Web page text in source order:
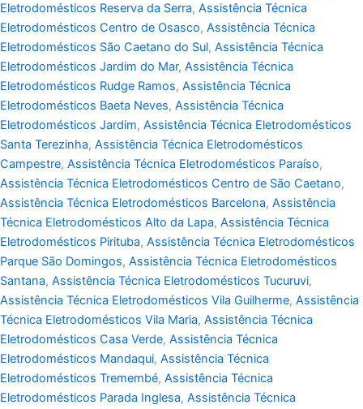
Eletrodomésticos Reserva da Serra, Assistência Técnica
Eletrodomésticos Centro de Osasco, Assistência Técnica
Eletrodomésticos São Caetano do Sul, Assistência Técnica
Eletrodomésticos Jardim do Mar, Assistência Técnica
Eletrodomésticos Rudge Ramos, Assistência Técnica
Eletrodomésticos Baeta Neves, Assistência Técnica
Eletrodomésticos Jardim, Assistência Técnica Eletrodomésticos
Santa Terezinha, Assistência Técnica Eletrodomésticos
Campestre, Assistência Técnica Eletrodomésticos Paraíso,
Assistência Técnica Eletrodomésticos Centro de São Caetano,
Assistência Técnica Eletrodomésticos Barcelona, Assistência
Técnica Eletrodomésticos Alto da Lapa, Assistência Técnica
Eletrodomésticos Pirituba, Assistência Técnica Eletrodomésticos
Parque São Domingos, Assistência Técnica Eletrodomésticos
Santana, Assistência Técnica Eletrodomésticos Tucuruvi,
Assistência Técnica Eletrodomésticos Vila Guilherme, Assistência
Técnica Eletrodomésticos Vila Maria, Assistência Técnica
Eletrodomésticos Casa Verde, Assistência Técnica
Eletrodomésticos Mandaqui, Assistência Técnica
Eletrodomésticos Tremembé, Assistência Técnica
Eletrodomésticos Parada Inglesa, Assistência Técnica